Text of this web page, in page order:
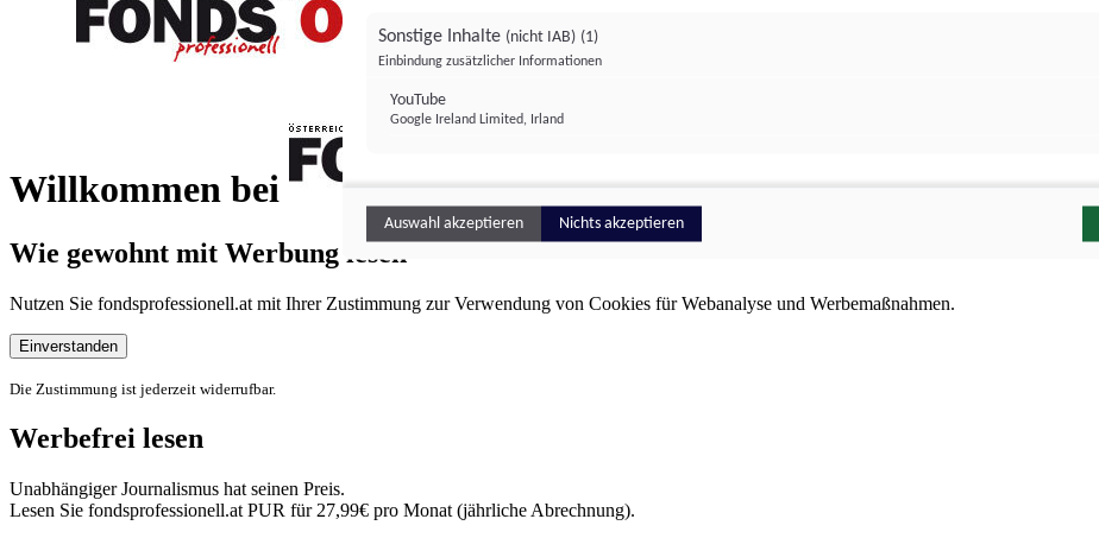
Willkommen bei
FONDS professionell
Wie gewohnt mit Werbung lesen
Nutzen Sie fondsprofessionell.at mit Ihrer Zustimmung zur Verwendung von Cookies für Webanalyse und Werbemaßnahmen.
Einverstanden
Die Zustimmung ist jederzeit widerrufbar.
Werbefrei lesen
Unabhängiger Journalismus hat seinen Preis.
Lesen Sie fondsprofessionell.at PUR für 27,99€ pro Monat (jährliche Abrechnung).
Sonstige Inhalte (nicht IAB) (1)
Einbindung zusätzlicher Informationen
YouTube
Google Ireland Limited, Irland
Auswahl akzeptieren Nichts akzeptieren